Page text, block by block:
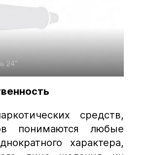
24"
средств,
понимаются любые
характера,